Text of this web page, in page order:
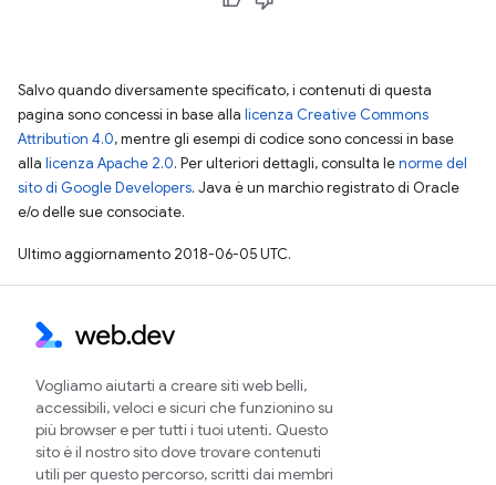
Salvo quando diversamente specificato, i contenuti di questa
pagina sono concessi in base alla licenza Creative Commons
Attribution 4.0, mentre gli esempi di codice sono concessi in base
alla licenza Apache 2.0. Per ulteriori dettagli, consulta lenorme del
sito di Google Developers. Java è un marchio registrato di Oracle
e/o delle sue consociate.
Ultimo aggiornamento 2018-06-05 UTC.
Vogliamo aiutarti a creare siti web belli,
accessibili, veloci e sicuri che funzionino su
più browser e per tutti i tuoi utenti. Questo
sito è il nostro sito dove trovare contenuti
utili per questo percorso, scritti dai membri